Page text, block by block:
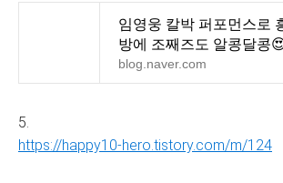
임영웅 칼박 퍼포먼스로 흥겨운 산골 주
방에 조째즈도 알콩달콩
blog.naver.com
5.
https://happy10-hero.tistory.com/m/124